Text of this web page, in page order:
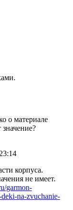
о материале
корпуса.
не имеет.
garmon-
na-zvuchanie-